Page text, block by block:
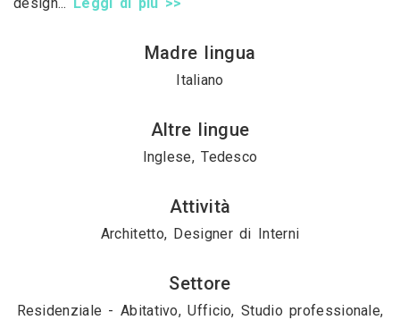
Madre lingua
Italiano
Altre lingue
Inglese, Tedesco
Attività
Architetto, Designer di Interni
Settore
Residenziale - Abitativo, Ufficio, Studio professionale,